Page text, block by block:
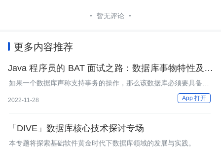
暂无评论
更多内容推荐
Java 程序员的 BAT 面试之路：数据库事物特性及隔
离级别，记得看看
如果一个数据库声称支持事务的操作，那么该数据库必须要具备以
2022-11-28 App 打开
「DIVE」数据库核心技术探讨专场
本专题将探索基础软件黄金时代下数据库领域的发展与实践。